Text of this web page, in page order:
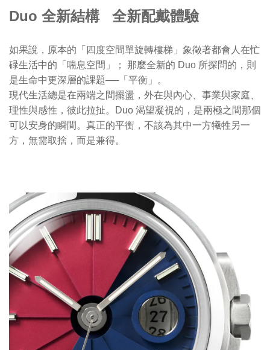
Duo 全新結構 全新配戴體驗
如果說，原本的「四度空間單旋轉樓梯」象徵著都會人在忙
碌生活中的「喘息空間」； 那麼全新的 Duo 所探問的，則
是生命中更深層的課題──「平衡」。
現代生活總是在兩端之間擺盪，外在與內心、事業與家庭、
理性與感性，彼此拉扯。Duo 渴望凝視的，是兩極之間那個
可以安身的瞬間。真正的平衡，不該為其中一方犧牲另一
方，無需取捨，而是兼得。